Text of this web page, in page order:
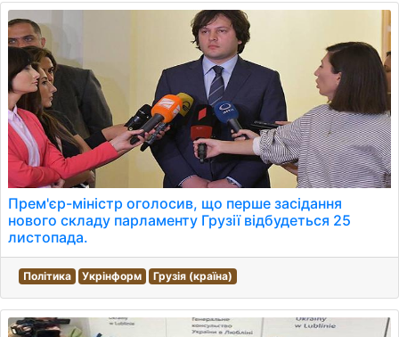
Прем'єр-міністр оголосив, що перше засідання
нового складу парламенту Грузії відбудеться 25
листопада.
Політика Укрінформ Грузія (країна)